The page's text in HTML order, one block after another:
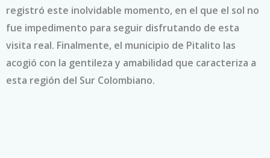
registró este inolvidable momento, en el que el sol no
fue impedimento para seguir disfrutando de esta
visita real. Finalmente, el municipio de Pitalito las
acogió con la gentileza y amabilidad que caracteriza a
esta región del Sur Colombiano.